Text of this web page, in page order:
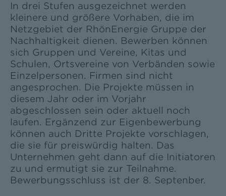
In drei Stufen ausgezeichnet werden
kleinere und größere Vorhaben, die im
Netzgebiet der RhönEnergie Gruppe der
Nachhaltigkeit dienen. Bewerben können
sich Gruppen und Vereine, Kitas und
Schulen, Ortsvereine von Verbänden sowie
Einzelpersonen. Firmen sind nicht
angesprochen. Die Projekte müssen in
diesem Jahr oder im Vorjahr
abgeschlossen sein oder aktuell noch
laufen. Ergänzend zur Eigenbewerbung
können auch Dritte Projekte vorschlagen,
die sie für preiswürdig halten. Das
Unternehmen geht dann auf die Initiatoren
zu und ermutigt sie zur Teilnahme.
Bewerbungsschluss ist der 8. Septenber.